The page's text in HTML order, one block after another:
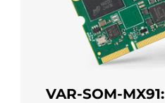
VAR-SOM-MX91: